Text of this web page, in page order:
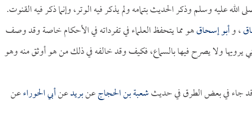
عليه وسلم وذكر الحديث بتمامه ولم يذكر فيه الوتر، وإنما ذكر فيه القنوت.
، وأبو إسحاقهو مما يتحفظ العلماء في تفرداته في الأحكام خاصة وقد وصف
يرويها ولا يصرح فيها بالسماع، فكيف وقد خالفه في ذلك من هو أوثق منه وهو
جاء في بعض الطرق في حديثشعبة بن الحجاجعنبريدعنأبي الحوراءعن